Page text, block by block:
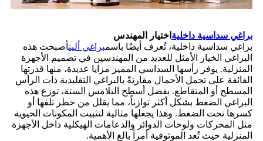
براغي سداسية داخلية اختيار المهندس
براغي سداسية داخلية، تُعرف أيضًا باسمبراغي ألينأصبحت هذه
البراغي الخيار الأمثل للعديد من المهندسين في تصميم الأجهزة
المنزلية. يوفر رأسها السداسي المميز مزايا عديدة، منها قدرتها
الفائقة على تحمل الأحمال مقارنةً بالبراغي التقليدية ذات الرأس
المسطح أو المتقاطع. بفضل أسطح التلامس الستة، توزع هذه
البراغي الضغط بشكل أكثر توازناً، مما يقلل من خطر تلفها أو
كسرها تحت الضغط. وهذا يجعلها مثالية لتثبيت المكونات الحيوية
مثل المحركات ولوحات الدوائر والدعامات الهيكلية داخل الأجهزة
المنزلية حيث تُعد الموثوقية أمراً بالغ الأهمية.